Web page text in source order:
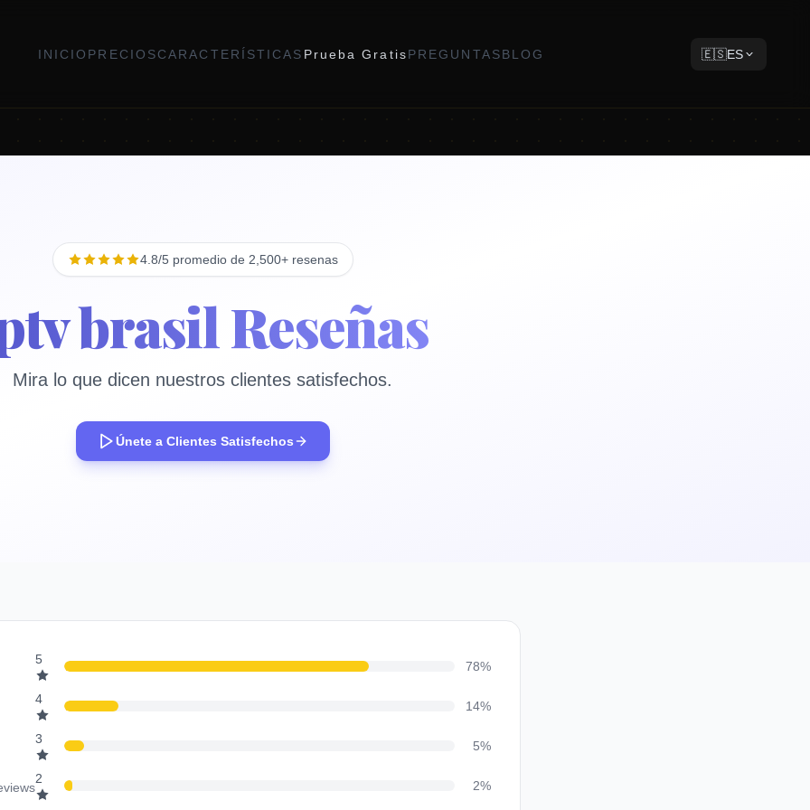
INICIO PRECIOSCARACTERÍSTICAS Prueba GratisPREGUNTASBLOG 🇪🇸ES
4.8/5 promedio de 2,500+ resenas
brasil Reseñas
Mira lo que dicen nuestros clientes satisfechos.
Únete a Clientes Satisfechos
5 78%
4 14%
3 5%
2 2%